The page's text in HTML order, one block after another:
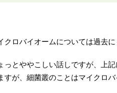
クロバイオームについては過去に
っとややこしい話しですが、上
すが、細菌叢のことはマイクロバ